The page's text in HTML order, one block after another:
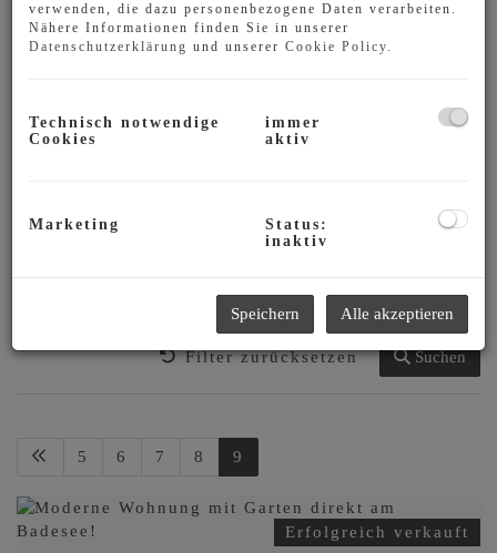
Preis
Zimmer
Wohnfläche (von/bis)
Weitere Suchoptionen
Filter zurücksetzen Suchen
5 6 7 8 9
Erfolgreich verkauft
verwenden, die dazu personenbezogene Daten verarbeiten.
Nähere Informationen finden Sie in unserer
Datenschutzerklärung und unserer Cookie Policy.
Technisch notwendige
Cookies
immer
aktiv
Marketing
Status:
inaktiv
Speichern Alle akzeptieren